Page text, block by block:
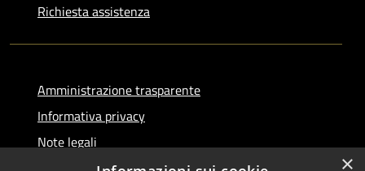
Richiesta assistenza
Amministrazione trasparente
Informativa privacy
Note legali
×